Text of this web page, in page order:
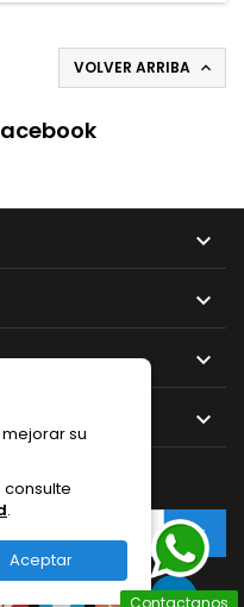
VOLVER ARRIBA 




su
.
Aceptar
Contactanos